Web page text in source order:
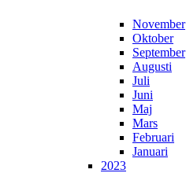
November
Oktober
September
Augusti
Juli
Juni
Maj
Mars
Februari
Januari
2023